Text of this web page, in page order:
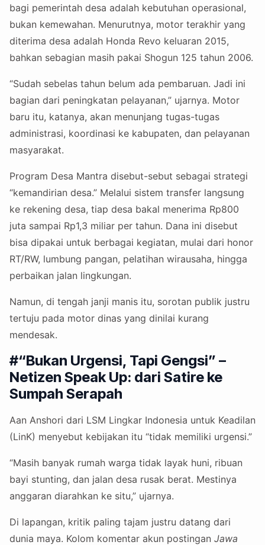
bagi pemerintah desa adalah kebutuhan operasional,
bukan kemewahan. Menurutnya, motor terakhir yang
diterima desa adalah Honda Revo keluaran 2015,
bahkan sebagian masih pakai Shogun 125 tahun 2006.
“Sudah sebelas tahun belum ada pembaruan. Jadi ini
bagian dari peningkatan pelayanan,” ujarnya. Motor
baru itu, katanya, akan menunjang tugas-tugas
administrasi, koordinasi ke kabupaten, dan pelayanan
masyarakat.
Program Desa Mantra disebut-sebut sebagai strategi
“kemandirian desa.” Melalui sistem transfer langsung
ke rekening desa, tiap desa bakal menerima Rp800
juta sampai Rp1,3 miliar per tahun. Dana ini disebut
bisa dipakai untuk berbagai kegiatan, mulai dari honor
RT/RW, lumbung pangan, pelatihan wirausaha, hingga
perbaikan jalan lingkungan.
Namun, di tengah janji manis itu, sorotan publik justru
tertuju pada motor dinas yang dinilai kurang
mendesak.
#“Bukan Urgensi, Tapi Gengsi” –
Netizen Speak Up: dari Satire ke
Sumpah Serapah
Aan Anshori dari LSM Lingkar Indonesia untuk Keadilan
(LinK) menyebut kebijakan itu “tidak memiliki urgensi.”
“Masih banyak rumah warga tidak layak huni, ribuan
bayi stunting, dan jalan desa rusak berat. Mestinya
anggaran diarahkan ke situ,” ujarnya.
Di lapangan, kritik paling tajam justru datang dari
dunia maya. Kolom komentar akun postingan Jawa